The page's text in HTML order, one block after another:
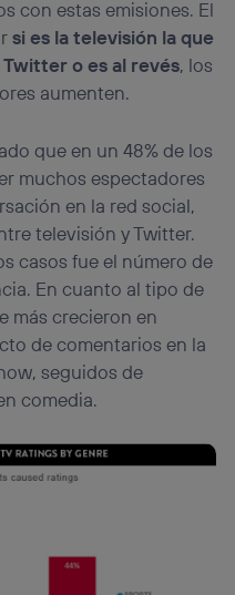
con estas emisiones. El
si es la televisión la que
o es al revés, los
aumenten.
que en un 48% de los
muchos espectadores
en la red social,
televisión y Twitter.
casos fue el número de
En cuanto al tipo de
más crecieron en
de comentarios en la
seguidos de
comedia.